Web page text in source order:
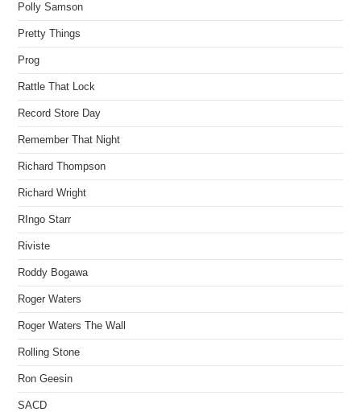
Polly Samson
Pretty Things
Prog
Rattle That Lock
Record Store Day
Remember That Night
Richard Thompson
Richard Wright
RIngo Starr
Riviste
Roddy Bogawa
Roger Waters
Roger Waters The Wall
Rolling Stone
Ron Geesin
SACD